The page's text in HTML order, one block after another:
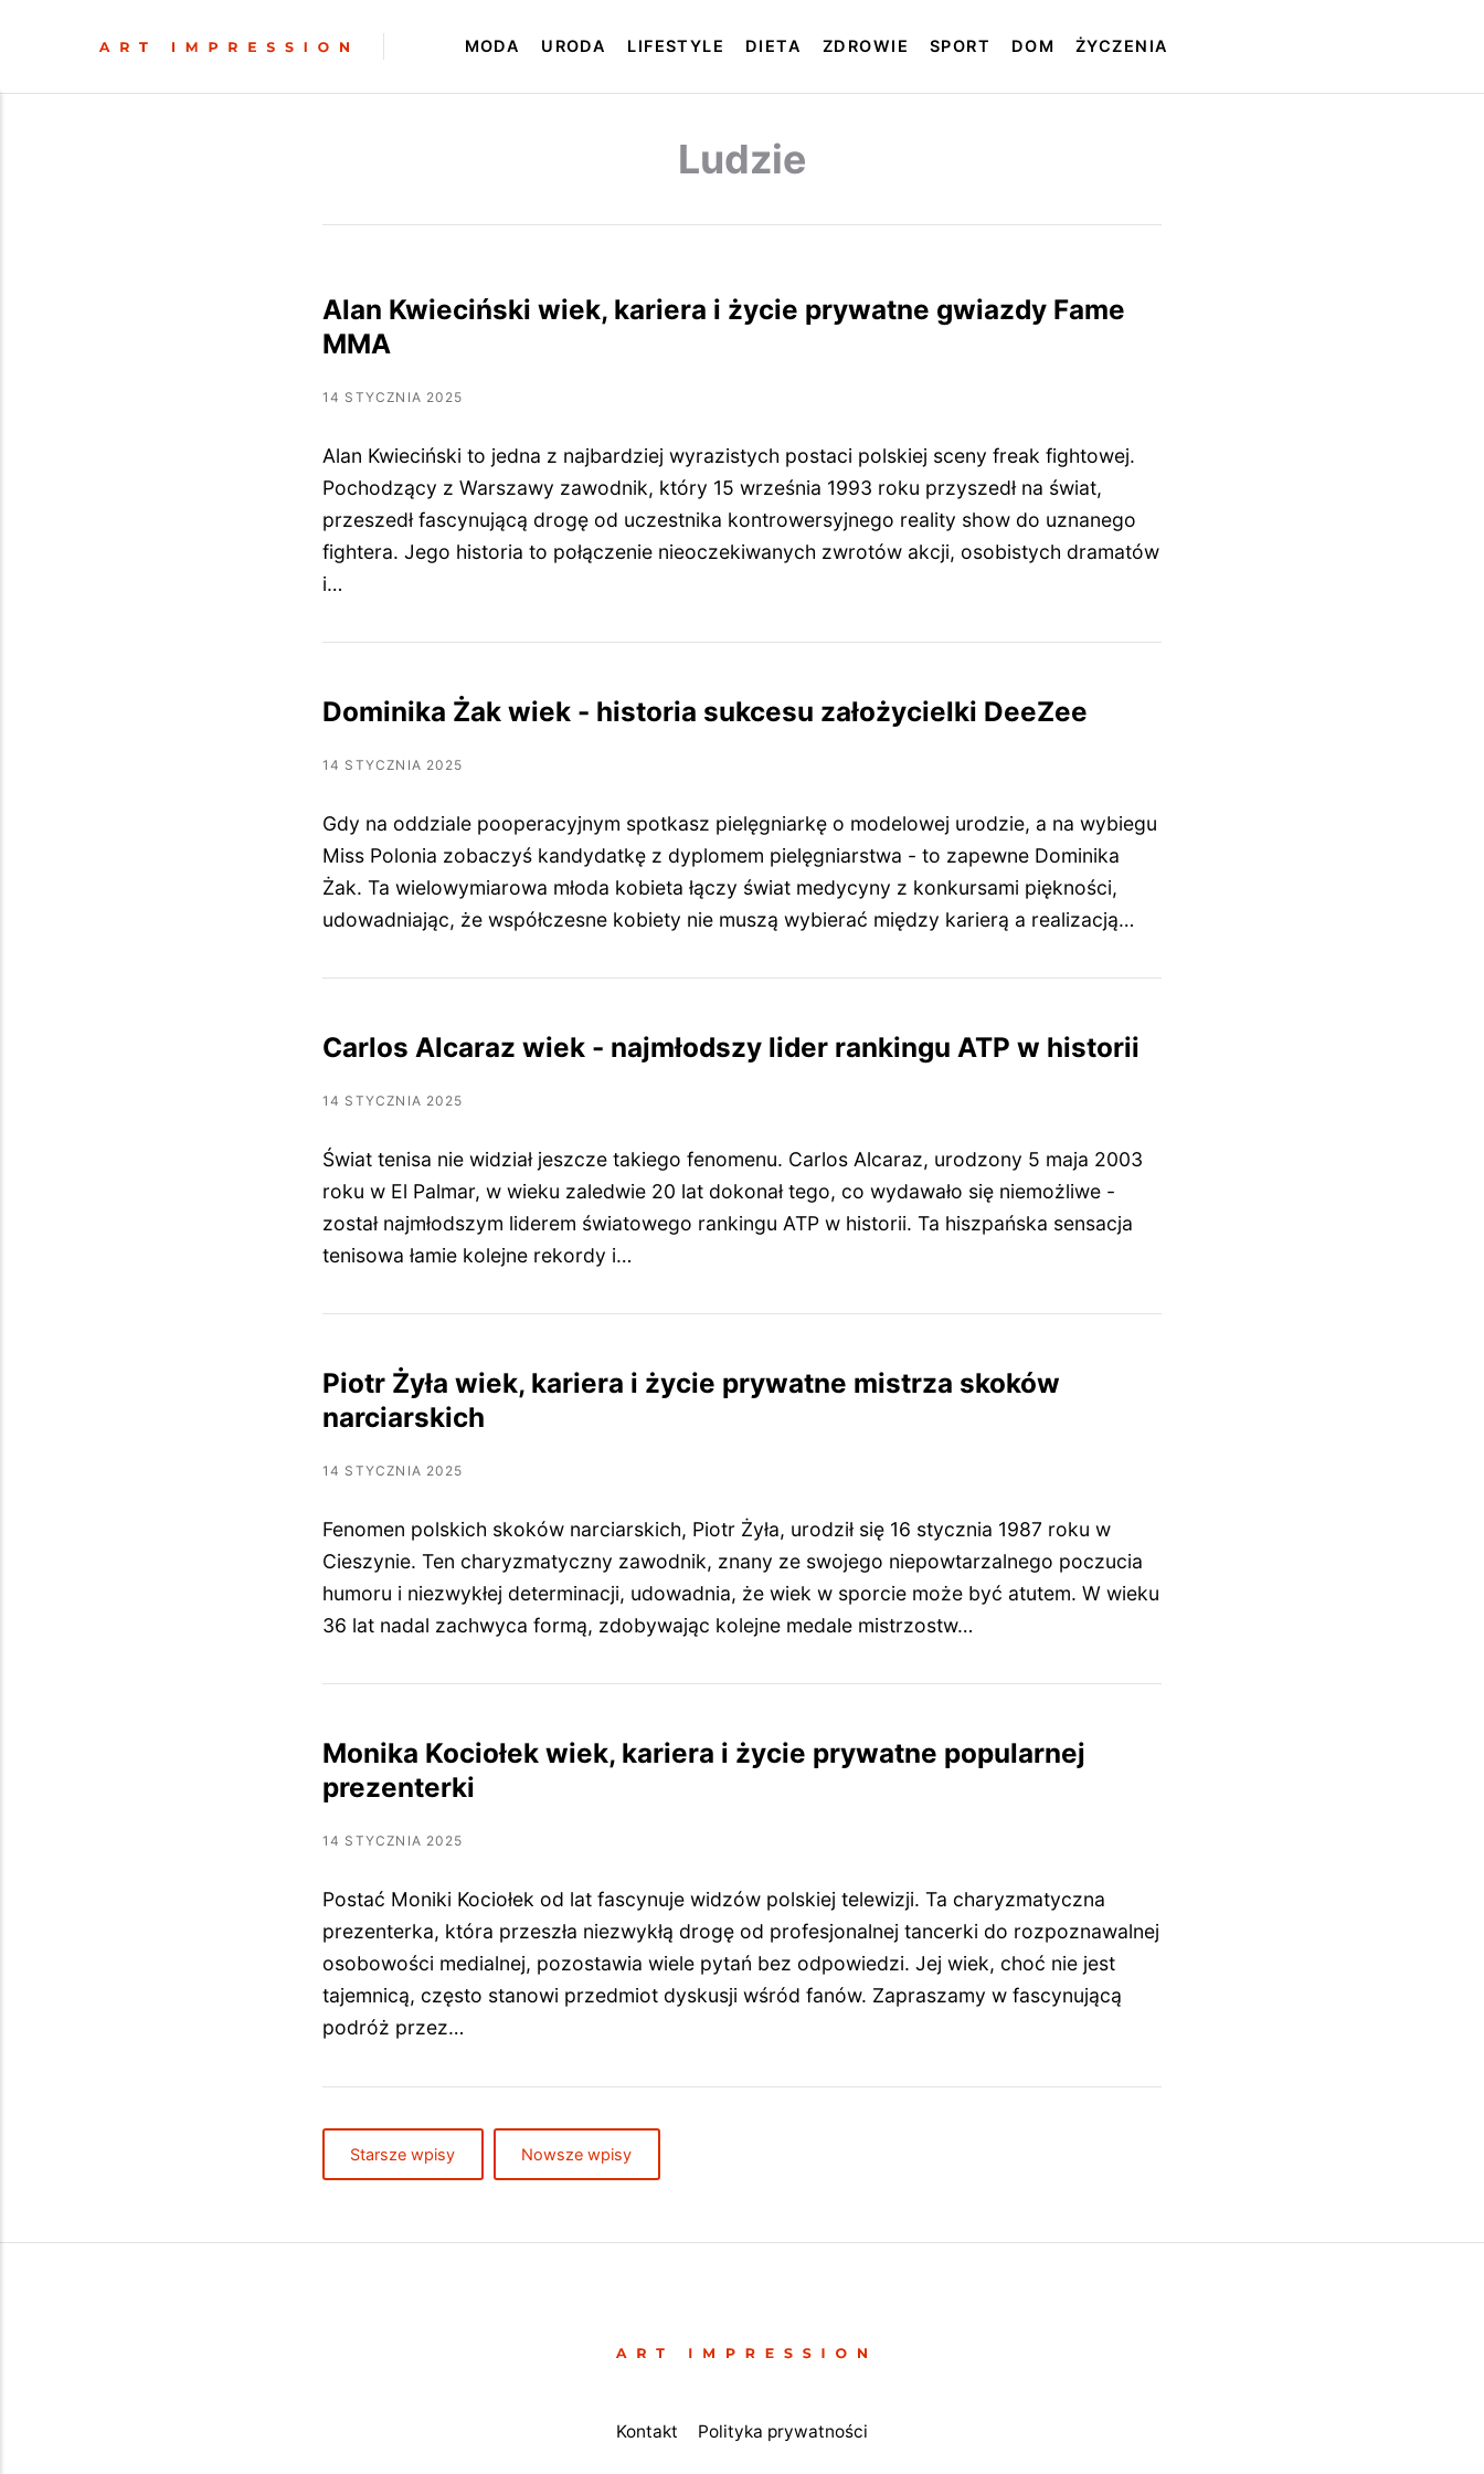
MODA URODA LIFESTYLE DIETA ZDROWIE SPORT DOM ŻYCZENIA
Ludzie
Alan Kwieciński wiek, kariera i życie prywatne gwiazdy Fame
MMA
14 STYCZNIA 2025
Alan Kwieciński to jedna z najbardziej wyrazistych postaci polskiej sceny freak fightowej.
Pochodzący z Warszawy zawodnik, który 15 września 1993 roku przyszedł na świat,
przeszedł fascynującą drogę od uczestnika kontrowersyjnego reality show do uznanego
fightera. Jego historia to połączenie nieoczekiwanych zwrotów akcji, osobistych dramatów
i…
Dominika Żak wiek - historia sukcesu założycielki DeeZee
14 STYCZNIA 2025
Gdy na oddziale pooperacyjnym spotkasz pielęgniarkę o modelowej urodzie, a na wybiegu
Miss Polonia zobaczyś kandydatkę z dyplomem pielęgniarstwa - to zapewne Dominika
Żak. Ta wielowymiarowa młoda kobieta łączy świat medycyny z konkursami piękności,
udowadniając, że współczesne kobiety nie muszą wybierać między karierą a realizacją…
Carlos Alcaraz wiek - najmłodszy lider rankingu ATP w historii
14 STYCZNIA 2025
Świat tenisa nie widział jeszcze takiego fenomenu. Carlos Alcaraz, urodzony 5 maja 2003
roku w El Palmar, w wieku zaledwie 20 lat dokonał tego, co wydawało się niemożliwe -
został najmłodszym liderem światowego rankingu ATP w historii. Ta hiszpańska sensacja
tenisowa łamie kolejne rekordy i…
Piotr Żyła wiek, kariera i życie prywatne mistrza skoków
narciarskich
14 STYCZNIA 2025
Fenomen polskich skoków narciarskich, Piotr Żyła, urodził się 16 stycznia 1987 roku w
Cieszynie. Ten charyzmatyczny zawodnik, znany ze swojego niepowtarzalnego poczucia
humoru i niezwykłej determinacji, udowadnia, że wiek w sporcie może być atutem. W wieku
36 lat nadal zachwyca formą, zdobywając kolejne medale mistrzostw…
Monika Kociołek wiek, kariera i życie prywatne popularnej
prezenterki
14 STYCZNIA 2025
Postać Moniki Kociołek od lat fascynuje widzów polskiej telewizji. Ta charyzmatyczna
prezenterka, która przeszła niezwykłą drogę od profesjonalnej tancerki do rozpoznawalnej
osobowości medialnej, pozostawia wiele pytań bez odpowiedzi. Jej wiek, choć nie jest
tajemnicą, często stanowi przedmiot dyskusji wśród fanów. Zapraszamy w fascynującą
podróż przez…
Starsze wpisy Nowsze wpisy
Kontakt Polityka prywatności